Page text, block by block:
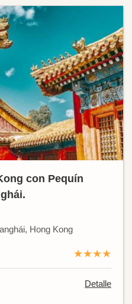
con Pequín
Hong Kong
★★★★
Detalle